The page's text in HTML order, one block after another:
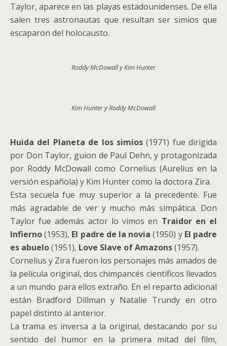
Taylor, aparece en las playas estadounidenses. De ella
salen tres astronautas que resultan ser simios que
escaparon del holocausto.
Roddy McDowall y Kim Hunter
Kim Hunter y Roddy McDowall
Huida del Planeta de los simios(1971) fue dirigida
por Don Taylor, guion de Paul Dehn, y protagonizada
por Roddy McDowall como Cornelius (Aurelius en la
versión española) y Kim Hunter como la doctora Zira.
Esta secuela fue muy superior a la precedente. Fue
más agradable de ver y mucho más simpática. Don
Taylor fue además actor lo vimos en Traidor en el
Infierno(1953), El padre de la novia (1950) y El padre
es abuelo(1951), Love Slave of Amazons(1957).
Cornelius y Zira fueron los personajes más amados de
la película original, dos chimpancés científicos llevados
a un mundo para ellos extraño. En el reparto adicional
están Bradford Dillman y Natalie Trundy en otro
papel distinto al anterior.
La trama es inversa a la original, destacando por su
sentido del humor en la primera mitad del film,